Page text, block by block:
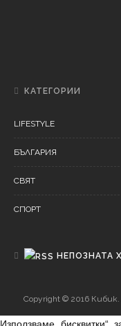
КАТЕГОРИИ
LIFESTYLE
БЪЛГАРИЯ
СВЯТ
СПОРТ
НЕПОЗНАТА
Copyright © 2016 Кибик.